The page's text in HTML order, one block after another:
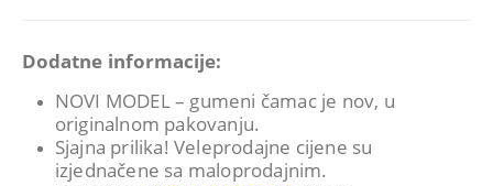
Dodatne informacije:
NOVI MODEL – gumeni čamac je nov, u
originalnom pakovanju.
Sjajna prilika! Veleprodajne cijene su
izjednačene sa maloprodajnim.